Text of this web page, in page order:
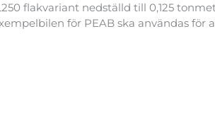
flakvariant nedställd till 0,125
för PEAB ska användas